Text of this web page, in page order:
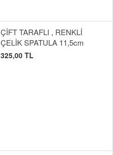
ÇİFT TARAFLI , RENKLİ
ÇELİK SPATULA 11,5cm
325,00 TL